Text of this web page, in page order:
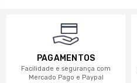
PAGAMENTOS
Facilidade e segurança com
Mercado Pago e Paypal